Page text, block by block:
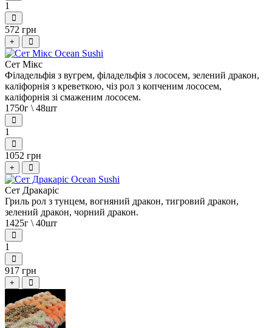
1
572 грн
+
Сет Мікс
Філадельфія з вугрем, філадельфія з лососем, зелений дракон,
каліфорнія з креветкою, чіз рол з копченим лососем,
каліфорнія зі смаженим лососем.
1750г \ 48шт
1
1052 грн
+
Сет Дракаріс
Гриль рол з тунцем, вогняний дракон, тигровий дракон,
зелений дракон, чорний дракон.
1425г \ 40шт
1
917 грн
+